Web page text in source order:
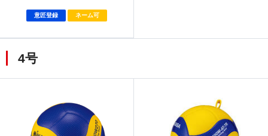
意匠登録 ネーム可
4号